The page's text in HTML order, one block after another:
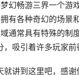
幻畅游三界一个
有各种奇幻的场景
通常具有特殊的制
吸引着许多玩家前
讲到这里吧，感